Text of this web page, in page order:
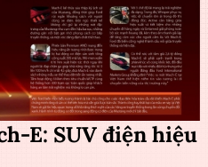
E: SUV điện hiệu